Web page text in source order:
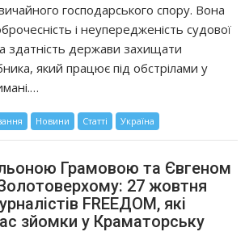
господарського спору. Вона
і неупередженість судової
здатність держави захищати
який працює під обстрілами у
Новини Статті Україна
Грамовою та Євгеном
27 жовтня
FREEДОМ, які
зйомки у Краматорську